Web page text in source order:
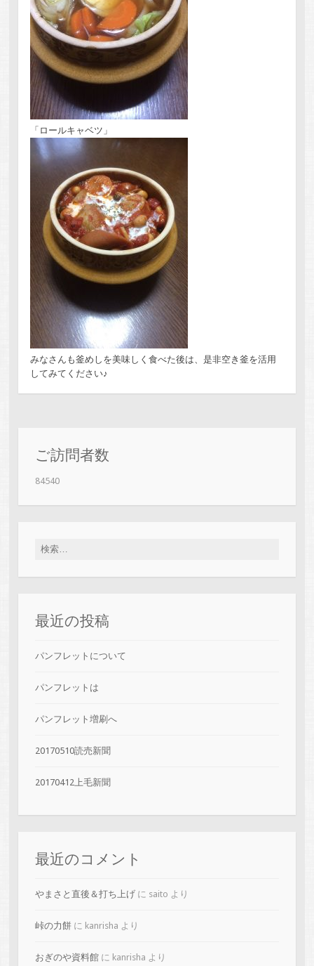
「ロールキャベツ」
みなさんも釜めしを美味しく食べた後は、是非空き釜を活用
してみてください♪
ご訪問者数
84540
検
最近の投稿
パンフレットについて
パンフレットは
パンフレット増刷へ
20170510読売新聞
20170412上毛新聞
最近のコメント
やまさと直後＆打ち上げに saito より
峠の力餅 に kanrisha より
おぎのや資料館に kanrisha より